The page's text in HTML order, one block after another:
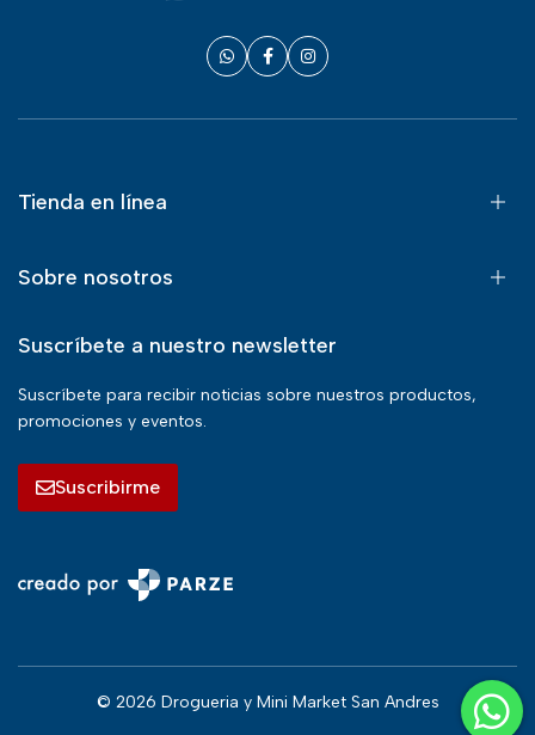
Tienda en línea
Sobre nosotros
Suscríbete a nuestro newsletter
Suscríbete para recibir noticias sobre nuestros productos,
promociones y eventos.
Suscribirme
© 2026 Drogueria y Mini Market San Andres